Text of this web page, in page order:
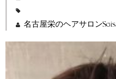
名古屋栄のヘアサロンSeis